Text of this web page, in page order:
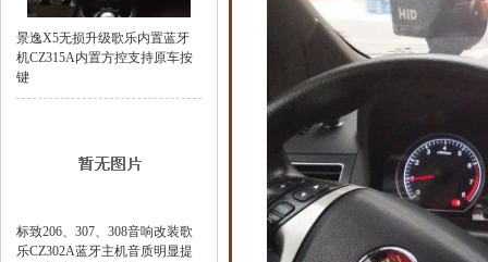
景逸X5无损升级歌乐内置蓝牙
机CZ315A内置方控支持原车按
键
标致206、307、308音响改装歌
乐CZ302A蓝牙主机音质明显提